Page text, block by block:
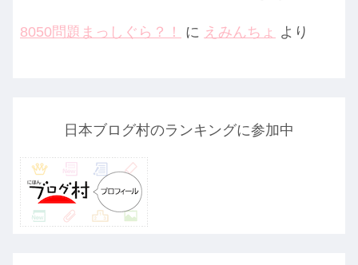
8050問題まっしぐら？！ に えみんちょ より
日本ブログ村のランキングに参加中